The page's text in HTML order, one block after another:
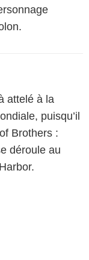
attelé à la
puisqu’il
Brothers :
déroule au